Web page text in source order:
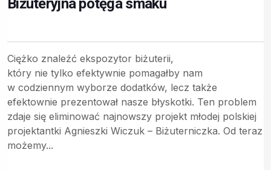
Biżuteryjna potęga smaku
Ciężko znaleźć ekspozytor biżuterii,
który nie tylko efektywnie pomagałby nam
w codziennym wyborze dodatków, lecz także
efektownie prezentował nasze błyskotki. Ten problem
zdaje się eliminować najnowszy projekt młodej polskiej
projektantki Agnieszki Wiczuk – Biżuterniczka. Od teraz
możemy...